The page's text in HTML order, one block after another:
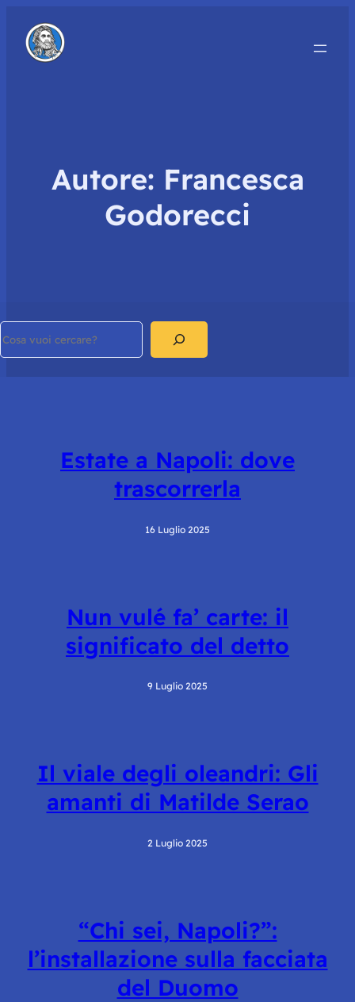
Autore: Francesca
Godorecci
Estate a Napoli: dove
trascorrerla
16 Luglio 2025
Nun vulé fa’ carte: il
significato del detto
9 Luglio 2025
Il viale degli oleandri: Gli
amanti di Matilde Serao
2 Luglio 2025
“Chi sei, Napoli?”:
l’installazione sulla facciata
del Duomo